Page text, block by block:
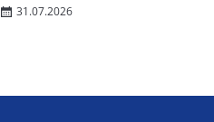
31.07.2026